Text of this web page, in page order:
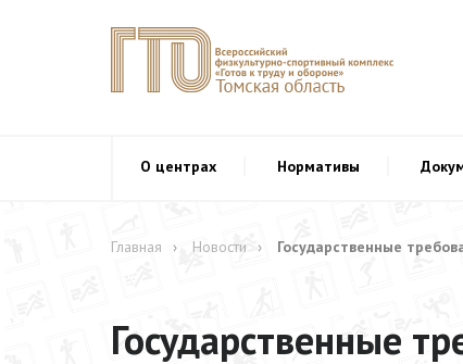
О центрах Нормативы
Главная Новости ​Государственные
​Государственные